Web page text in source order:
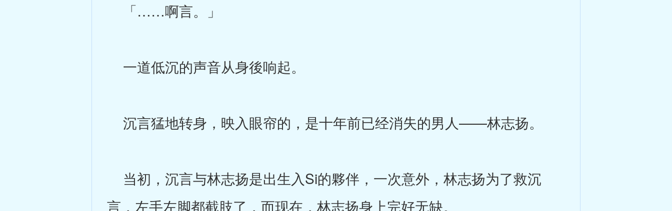
「……啊言。」
一道低沉的声音从身後响起。
沉言猛地转身，映入眼帘的，是十年前已经消失的男人——林志扬。
当初，沉言与林志扬是出生入Si的夥伴，一次意外，林志扬为了救沉
言，左手左脚都截肢了，而现在，林志扬身上完好无缺。